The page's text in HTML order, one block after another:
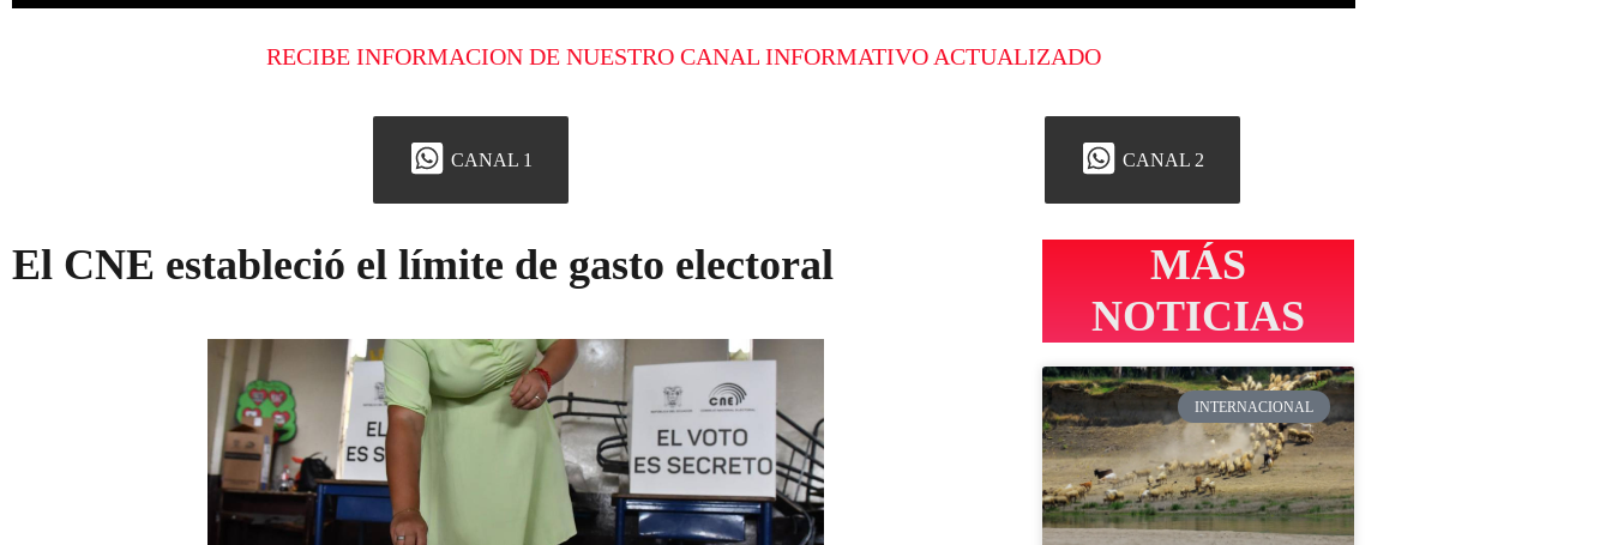
RECIBE INFORMACION DE NUESTRO CANAL INFORMATIVO ACTUALIZADO
CANAL 1 CANAL 2
El CNE estableció el límite de gasto electoral
MÁS
NOTICIAS
INTERNACIONAL